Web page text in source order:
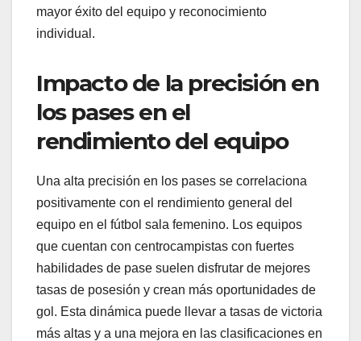
mayor éxito del equipo y reconocimiento
individual.
Impacto de la precisión en
los pases en el
rendimiento del equipo
Una alta precisión en los pases se correlaciona
positivamente con el rendimiento general del
equipo en el fútbol sala femenino. Los equipos
que cuentan con centrocampistas con fuertes
habilidades de pase suelen disfrutar de mejores
tasas de posesión y crean más oportunidades de
gol. Esta dinámica puede llevar a tasas de victoria
más altas y a una mejora en las clasificaciones en